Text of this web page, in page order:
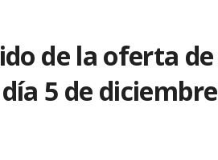
de la oferta de
5 de diciembre